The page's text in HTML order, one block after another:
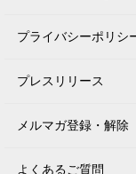
プライバシーポリシ
プレスリリース
メルマガ登録・解除
よくあるご質問